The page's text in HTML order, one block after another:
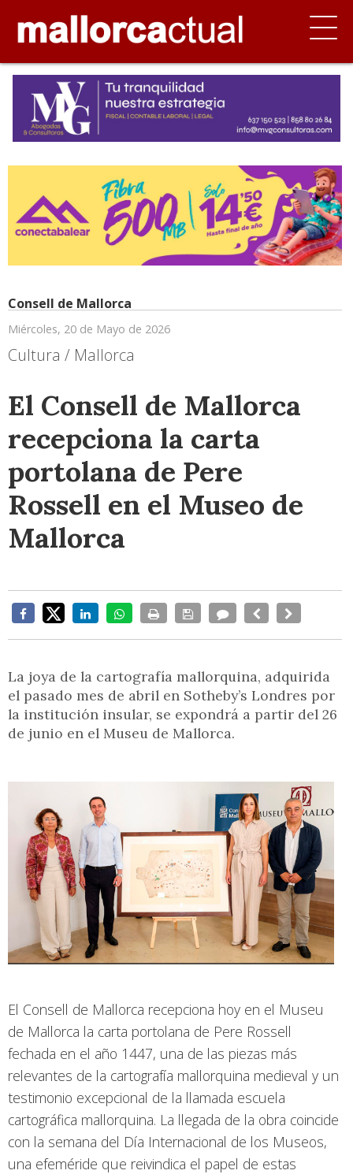
Consell de Mallorca
Miércoles, 20 de Mayo de 2026
Cultura / Mallorca
El Consell de Mallorca
recepciona la carta
portolana de Pere
Rossell en el Museo de
Mallorca
La joya de la cartografía mallorquina, adquirida
el pasado mes de abril en Sotheby’s Londres por
la institución insular, se expondrá a partir del 26
de junio en el Museu de Mallorca.
El Consell de Mallorca recepciona hoy en el Museu
de Mallorca la carta portolana de Pere Rossell
fechada en el año 1447, una de las piezas más
relevantes de la cartografía mallorquina medieval y un
testimonio excepcional de la llamada escuela
cartográfica mallorquina. La llegada de la obra coincide
con la semana del Día Internacional de los Museos,
una efeméride que reivindica el papel de estas